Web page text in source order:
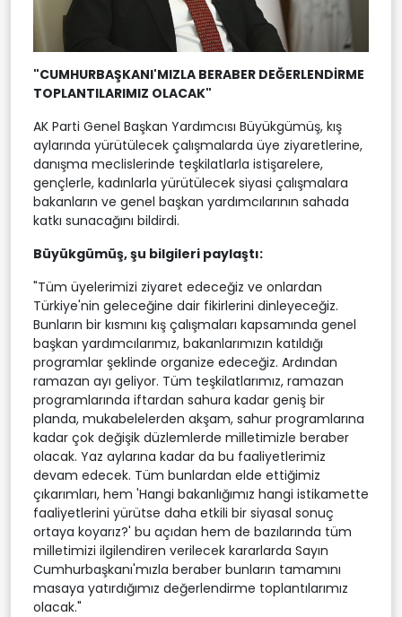
"CUMHURBAŞKANI'MIZLA BERABER DEĞERLENDİRME
TOPLANTILARIMIZ OLACAK"
AK Parti Genel Başkan Yardımcısı Büyükgümüş, kış
aylarında yürütülecek çalışmalarda üye ziyaretlerine,
danışma meclislerinde teşkilatlarla istişarelere,
gençlerle, kadınlarla yürütülecek siyasi çalışmalara
bakanların ve genel başkan yardımcılarının sahada
katkı sunacağını bildirdi.
Büyükgümüş, şu bilgileri paylaştı:
"Tüm üyelerimizi ziyaret edeceğiz ve onlardan
Türkiye'nin geleceğine dair fikirlerini dinleyeceğiz.
Bunların bir kısmını kış çalışmaları kapsamında genel
başkan yardımcılarımız, bakanlarımızın katıldığı
programlar şeklinde organize edeceğiz. Ardından
ramazan ayı geliyor. Tüm teşkilatlarımız, ramazan
programlarında iftardan sahura kadar geniş bir
planda, mukabelelerden akşam, sahur programlarına
kadar çok değişik düzlemlerde milletimizle beraber
olacak. Yaz aylarına kadar da bu faaliyetlerimiz
devam edecek. Tüm bunlardan elde ettiğimiz
çıkarımları, hem 'Hangi bakanlığımız hangi istikamette
faaliyetlerini yürütse daha etkili bir siyasal sonuç
ortaya koyarız?' bu açıdan hem de bazılarında tüm
milletimizi ilgilendiren verilecek kararlarda Sayın
Cumhurbaşkanı'mızla beraber bunların tamamını
masaya yatırdığımız değerlendirme toplantılarımız
olacak."